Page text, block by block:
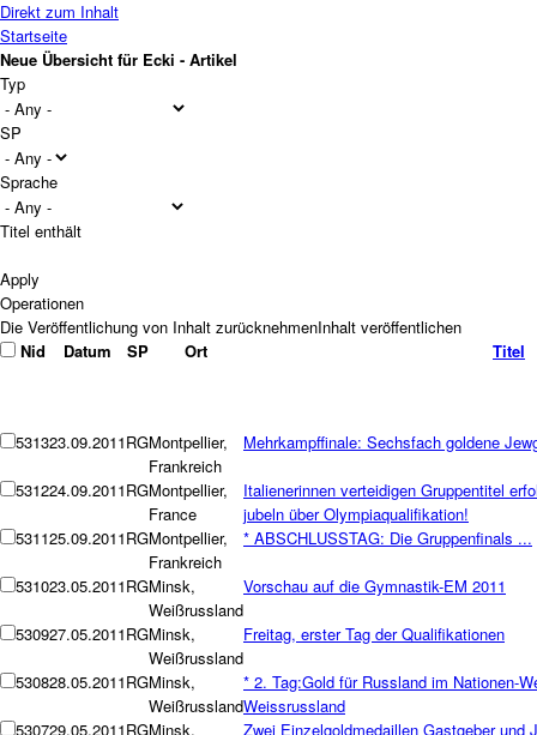
Direkt zum Inhalt
Startseite
Neue Übersicht für Ecki - Artikel
Typ
SP
Sprache
Titel enthält
Operationen
Nid Datum SP Ort Titel
531323.09.2011RGMontpellier,
Frankreich
Mehrkampffinale: Sechsfach goldene
531224.09.2011RGMontpellier,
France
Italienerinnen verteidigen Gruppentitel
jubeln über Olympiaqualifikation!
531125.09.2011RGMontpellier,
Frankreich
* ABSCHLUSSTAG: Die Gruppenfinals ...
531023.05.2011RGMinsk,
Weißrussland
Vorschau auf die Gymnastik-EM 2011
530927.05.2011RGMinsk,
Weißrussland
Freitag, erster Tag der Qualifikationen
530828.05.2011RGMinsk,
Weißrussland
* 2. Tag:Gold für Russland im Nationen-
Weissrussland
530729.05.2011RGMinsk,
Zwei Einzelgoldmedaillen Gastgeber und